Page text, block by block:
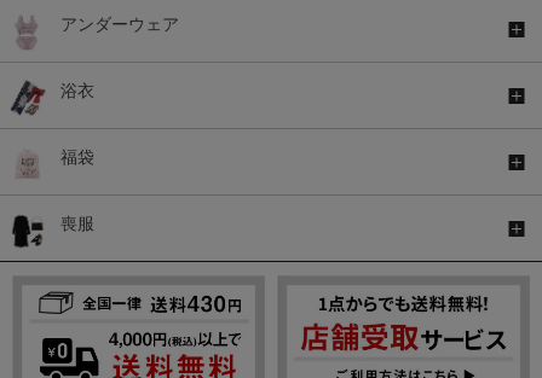
アンダーウェア
浴衣
福袋
喪服